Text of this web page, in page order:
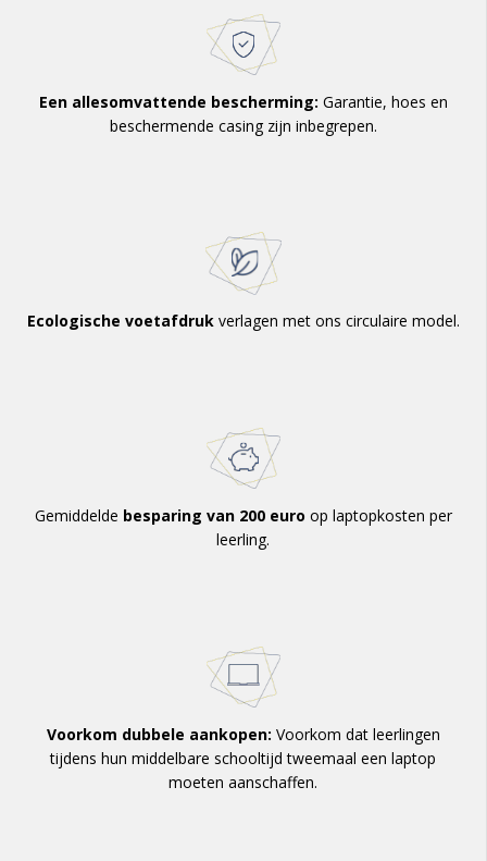
Een allesomvattende bescherming: Garantie, hoes en
beschermende casing zijn inbegrepen.
Ecologische voetafdruk verlagen met ons circulaire model.
Gemiddelde besparing van 200 euro op laptopkosten per
leerling.
Voorkom dubbele aankopen: Voorkom dat leerlingen
tijdens hun middelbare schooltijd tweemaal een laptop
moeten aanschaffen.